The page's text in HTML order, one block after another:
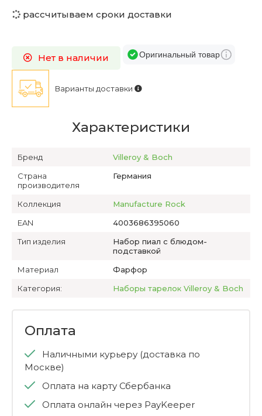
рассчитываем сроки доставки
Варианты доставки
Нет в наличии Оригинальный товар
Характеристики
Бренд
Villeroy & Boch
Страна
производителя
Германия
Коллекция
Manufacture Rock
EAN
4003686395060
Тип изделия
Набор пиал с блюдом-
подставкой
Материал
Фарфор
Категория:
Наборы тарелок Villeroy & Boch
Оплата
Наличными курьеру (доставка по
Москве)
Оплата на карту Сбербанка
Оплата онлайн через PayKeeper